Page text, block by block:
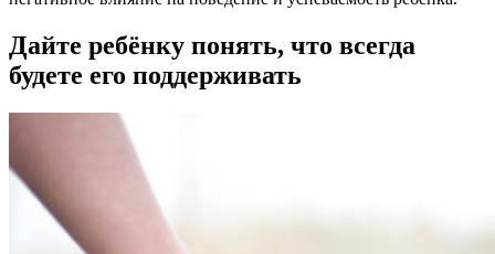
Дайте ребёнку понять, что всегда
будете его поддерживать